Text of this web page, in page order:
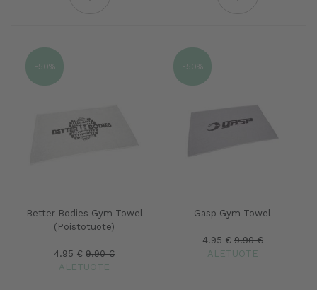
Better Bodies Gym Towel
(Poistotuote)
4.95 € 9.90 €
ALETUOTE
-50%
Gasp Gym Towel
4.95 € 9.90 €
ALETUOTE
-50%